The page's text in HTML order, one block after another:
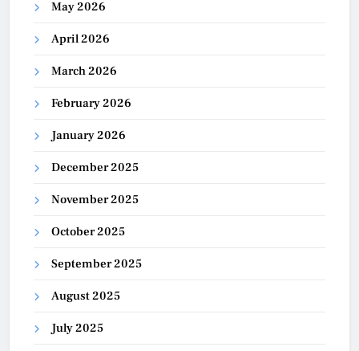
May 2026
April 2026
March 2026
February 2026
January 2026
December 2025
November 2025
October 2025
September 2025
August 2025
July 2025